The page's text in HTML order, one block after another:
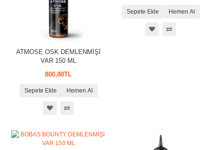
ATMOSE OSK DEMLENMİŞİ
VAR 150 ML
800,80TL
Sepete Ekle Hemen Al
Sepete Ekle Hemen Al